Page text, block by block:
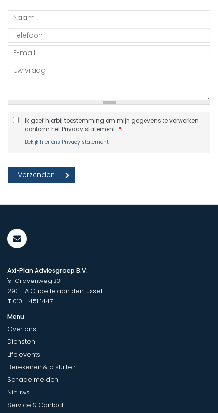
Ik geef hierbij toestemming om mijn gegevens te verwerken
conform het Privacy statement. *
Bekijk hier ons Privacy statement
Axi-Plan Adviesgroep B.V.
's-Gravenweg 33
2901 LA Capelle aan den IJssel
T 010 - 451 1447
Menu
Over ons
Diensten
Life events
Berekenen & afsluiten
Schade melden
Nieuws
Service & Contact